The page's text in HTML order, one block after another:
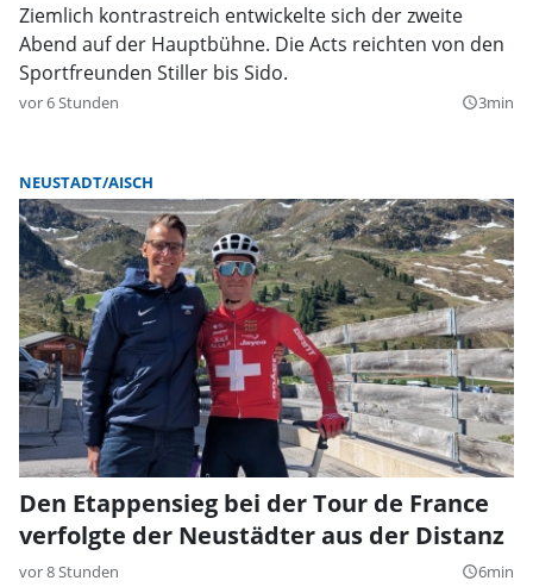
Ziemlich kontrastreich entwickelte sich der zweite
Abend auf der Hauptbühne. Die Acts reichten von den
Sportfreunden Stiller bis Sido.
vor 6 Stunden query_builder3min
NEUSTADT/AISCH
Den Etappensieg bei der Tour de France
verfolgte der Neustädter aus der Distanz
vor 8 Stunden query_builder6min